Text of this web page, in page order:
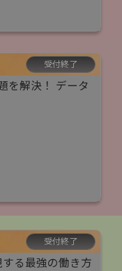
受付終了
を解決！ データ
受付終了
る最強の働き方